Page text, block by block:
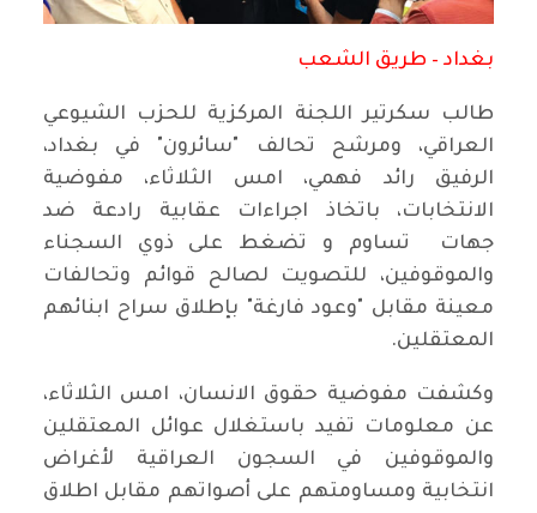
بغداد – طريق الشعب
طالب سكرتير اللجنة المركزية للحزب الشيوعي
العراقي، ومرشح تحالف "سائرون" في بغداد،
الرفيق رائد فهمي، امس الثلاثاء، مفوضية
الانتخابات، باتخاذ اجراءات عقابية رادعة ضد
جهات تساوم و تضغط على ذوي السجناء
والموقوفين، للتصويت لصالح قوائم وتحالفات
معينة مقابل "وعود فارغة" بإطلاق سراح ابنائهم
المعتقلين.
وكشفت مفوضية حقوق الانسان، امس الثلاثاء،
عن معلومات تفيد باستغلال عوائل المعتقلين
والموقوفين في السجون العراقية لأغراض
انتخابية ومساومتهم على أصواتهم مقابل اطلاق